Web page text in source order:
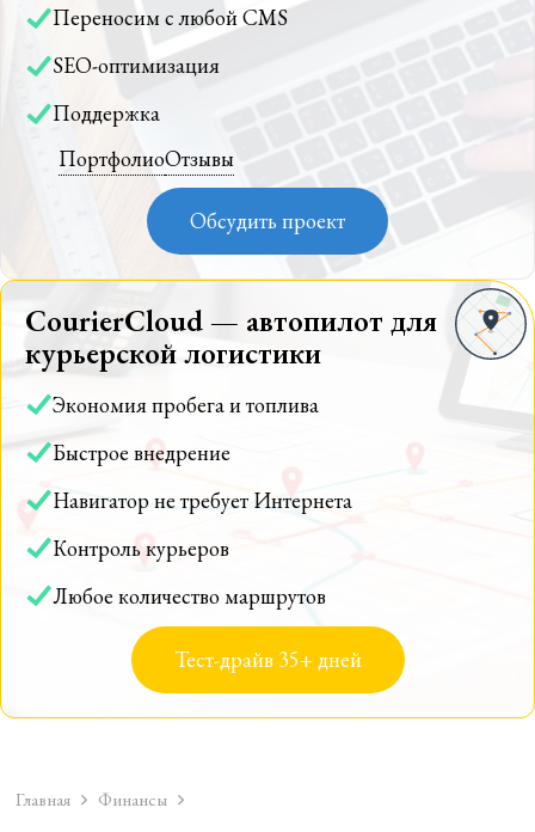
Переносим с любой CMS
SEO-оптимизация
Поддержка
ПортфолиоОтзывы
Обсудить проект
CourierCloud — автопилот для
курьерской логистики
Экономия пробега и топлива
Быстрое внедрение
Навигатор не требует Интернета
Контроль курьеров
Любое количество маршрутов
Тест-драйв 35+ дней
Главная Финансы